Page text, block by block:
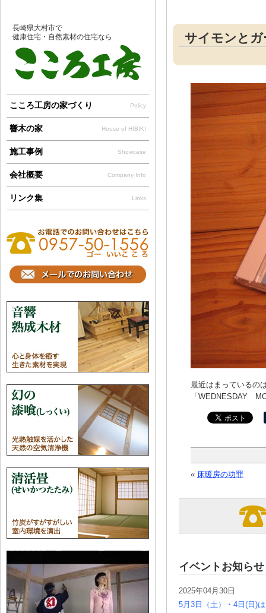
サイモンと
最近はまっているの
「WEDNESDAY
« 床暖房の功罪
イベントお知らせ
2025年04月30日
5月3日（土）・4日(日)
長崎県大村市で
健康住宅・自然素材の住宅なら
こころ工房の家づくり Policy
響木の家 House of HIBIKI
施工事例 Showcase
会社概要 Company Info
リンク集 Links